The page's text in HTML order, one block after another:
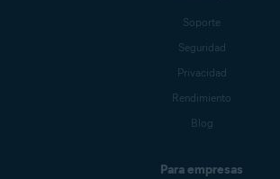
Soporte
Seguridad
Privacidad
Rendimiento
Blog
Para empresas